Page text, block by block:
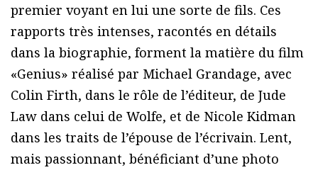
premier voyant en lui une sorte de fils. Ces
rapports très intenses, racontés en détails
dans la biographie, forment la matière du film
«Genius» réalisé par Michael Grandage, avec
Colin Firth, dans le rôle de l’éditeur, de Jude
Law dans celui de Wolfe, et de Nicole Kidman
dans les traits de l’épouse de l’écrivain. Lent,
mais passionnant, bénéficiant d’une photo